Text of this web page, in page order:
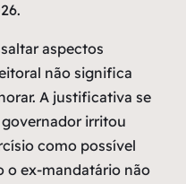
aspectos
não significa
A justificativa se
irritou
como possível
o ex-mandatário não